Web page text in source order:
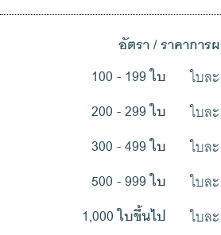
อัตรา / ราคาการ
100 - 199 ใบ
ใบล
200 - 299 ใบ ใบล
300 - 499 ใบ ใบล
500 - 999 ใบ ใบล
1,000 ใบขึ้นไป ใบล